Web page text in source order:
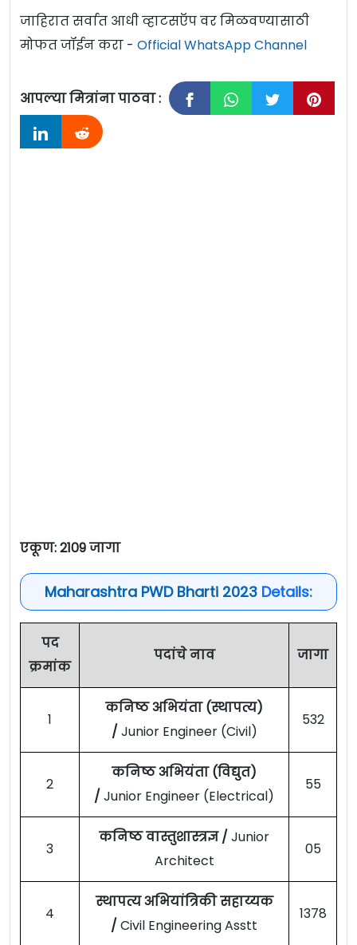
जाहिरात सर्वात आधी व्हाटसऍप वर मिळवण्यासाठी
मोफत जॉईन करा - Official WhatsApp Channel
आपल्या मित्रांना पाठवा :
एकूण: 2109 जागा
Maharashtra PWD Bharti 2023 Details:
पद
क्रमांक
पदांचे नाव जागा
1
कनिष्ठ अभियंता (स्थापत्य)
/ Junior Engineer (Civil)
532
2
कनिष्ठ अभियंता (विद्युत)
/ Junior Engineer (Electrical)
55
3
कनिष्ठ वास्तुशास्त्रज्ञ / Junior
Architect
05
4
स्थापत्य अभियांत्रिकी सहाय्यक
/ Civil Engineering Asstt
1378